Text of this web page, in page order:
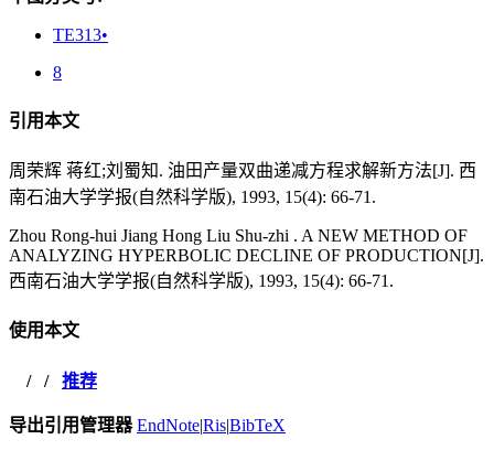
TE313•
8
引用本文
周荣辉 蒋红;刘蜀知. 油田产量双曲递减方程求解新方法[J]. 西
南石油大学学报(自然科学版), 1993, 15(4): 66-71.
Zhou Rong-hui Jiang Hong Liu Shu-zhi . A NEW METHOD OF
ANALYZING HYPERBOLIC DECLINE OF PRODUCTION[J].
西南石油大学学报(自然科学版), 1993, 15(4): 66-71.
使用本文
/ / 推荐
导出引用管理器 EndNote|Ris|BibTeX